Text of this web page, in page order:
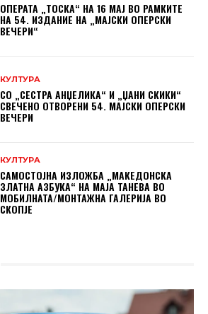
ОПЕРАТА „ТОСКА“ НА 16 МАЈ ВО РАМКИТЕ
НА 54. ИЗДАНИЕ НА „МАЈСКИ ОПЕРСКИ
ВЕЧЕРИ“
КУЛТУРА
СО „СЕСТРА АНЏЕЛИКА“ И „ЏАНИ СКИКИ“
СВЕЧЕНО ОТВОРЕНИ 54. МАЈСКИ ОПЕРСКИ
ВЕЧЕРИ
КУЛТУРА
САМОСТОЈНА ИЗЛОЖБА „МАКЕДОНСКА
ЗЛАТНА АЗБУКА“ НА МAЈА ТАНЕВА ВО
МОБИЛНАТА/МОНТАЖНА ГАЛЕРИЈА ВО
СКОПЈЕ